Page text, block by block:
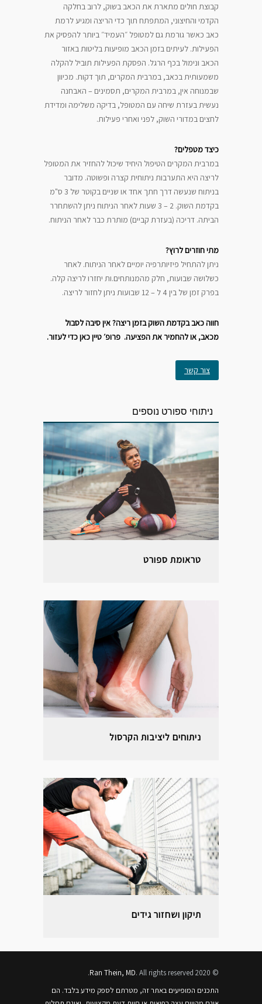
קבוצת חולים מתארת את הכאב בשוק, לרוב בחלקה
הקדמי והחיצוני, המתפתח תוך כדי הריצה ומגיע לרמת
כאב כאשר גורמת גם למטופל ״העמיד״ ביותר להפסיק את
הפעילות. לעיתים בזמן הכאב מופיעות בליטות באזור
הכאב ונימול בכף הרגל. הפסקת הפעילות תוביל להקלה
משמעותית בכאב, במרבית המקרים, תוך דקות. מכיוון
שבמנוחה אין, במרבית המקרים, תסמינים – האבחנה
נעשית בעזרת שיחה עם המטופל, בדיקה משלימה ומדידת
לחצים במדורי השוק, לפני ואחרי פעילות.
כיצד מטפלים?
במרבית המקרים הטיפול היחיד שיכול להחזיר את המטופל
לריצה היא התערבות ניתוחית קצרה ופשוטה. מדובר
בניתוח שנעשה דרך חתך אחד או שניים בקוטר של 3 ס"מ
בקדמת השוק. 2 – 3 שעות לאחר הניתוח ניתן להשתחרר
הביתה. דריכה (בעזרת קביים) מותרת כבר לאחר הניתוח.
מתי חוזרים לרוץ?
ניתן להתחיל פיזיותרפיה יומיים לאחר הניתוח. לאחר
כשלושה שבועות, חלק מהמנותחים.ות יחזרו לריצה קלה.
בפרק זמן של בין 4 ל – 12 שבועות ניתן לחזור לריצה.
חווה כאב בקדמת השוק בזמן ריצה? אין סיבה לסבול
מכאב, או להחמיר את הפציעה. פרופ׳ טיין כאן כדי לעזור.
צור קשר
ניתוחי ספורט נוספים
טראומת ספורט
ניתוחים ליציבות הקרסול
תיקון ושחזור גידים
© 2020
Ran Thein, MD. All rights reserved.
התכנים המופיעים באתר זה, מטרתם לספק מידע בלבד. הם